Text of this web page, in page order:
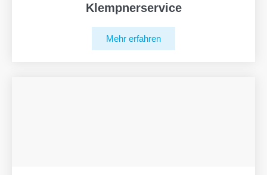
Klempnerservice
Mehr erfahren